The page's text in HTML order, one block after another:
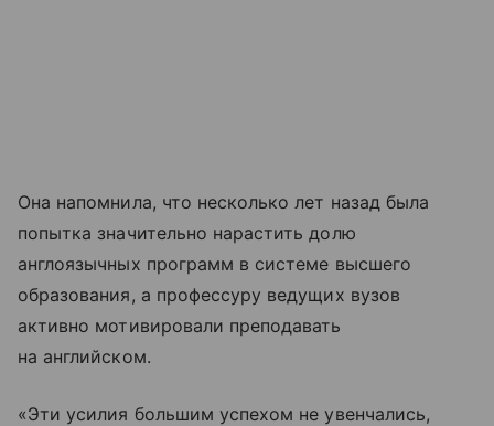
Она напомнила, что несколько лет назад была
попытка значительно нарастить долю
англоязычных программ в системе высшего
образования, а профессуру ведущих вузов
активно мотивировали преподавать
на английском.
«Эти усилия большим успехом не увенчались,